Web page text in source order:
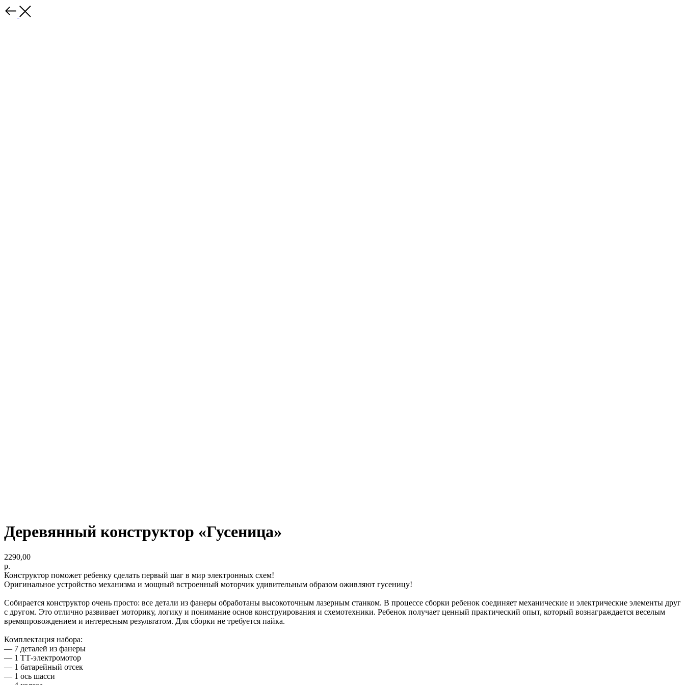
Деревянный конструктор «Гусеница»
2290,00
р.
Конструктор поможет ребенку сделать первый шаг в мир электронных схем!
Оригинальное устройство механизма и мощный встроенный моторчик удивительным образом оживляют гусеницу!
Собирается конструктор очень просто: все детали из фанеры обработаны высокоточным лазерным станком. В процессе сборки ребенок соединяет механические и электрические элементы друг
с другом. Это отлично развивает моторику, логику и понимание основ конструирования и схемотехники. Ребенок получает ценный практический опыт, который вознаграждается веселым
времяпровождением и интересным результатом. Для сборки не требуется пайка.
Комплектация набора:
— 7 деталей из фанеры
— 1 ТТ-электромотор
— 1 батарейный отсек
— 1 ось шасси